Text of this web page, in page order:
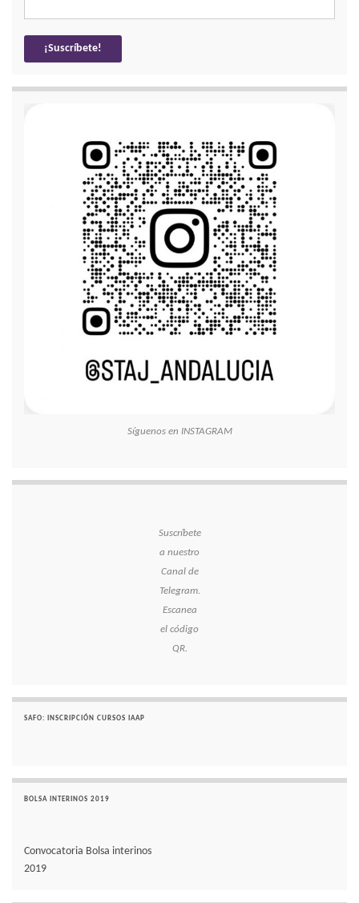
Síguenos en INSTAGRAM
Suscríbete
a nuestro
Canal de
Telegram.
Escanea
el código
QR.
SAFO: INSCRIPCIÓN CURSOS IAAP
BOLSA INTERINOS 2019
Convocatoria Bolsa interinos
2019